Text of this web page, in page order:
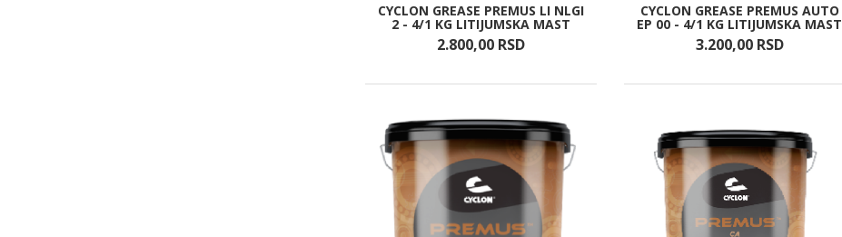
CYCLON GREASE PREMUS LI NLGI
2 - 4/1 KG LITIJUMSKA MAST
2.800,00 RSD
CYCLON GREASE PREMUS AUTO
EP 00 - 4/1 KG LITIJUMSKA MAST
3.200,00 RSD